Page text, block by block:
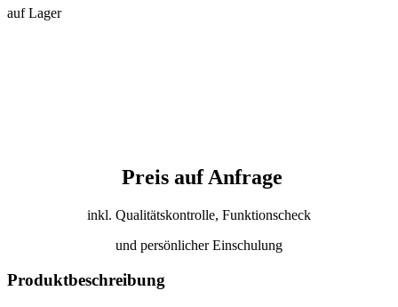
auf Lager
Preis auf Anfrage
inkl. Qualitätskontrolle, Funktionscheck
und persönlicher Einschulung
Produktbeschreibung